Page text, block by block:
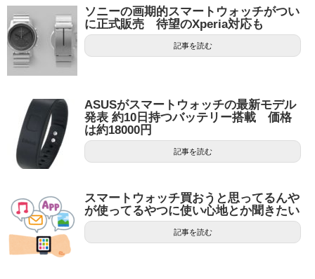
ソニーの画期的スマートウォッチがつい
に正式販売 待望のXperia対応も
記事を読む
ASUSがスマートウォッチの最新モデル
発表 約10日持つバッテリー搭載 価格
は約18000円
記事を読む
スマートウォッチ買おうと思ってるんや
が使ってるやつに使い心地とか聞きたい
記事を読む